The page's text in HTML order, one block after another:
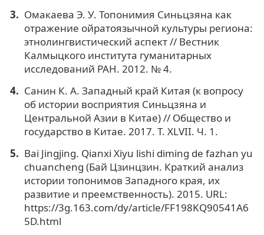
Омакаева Э. У. Топонимия Синьцзяна как
отражение ойратоязычной культуры региона:
этнолингвистический аспект // Вестник
Калмыцкого института гуманитарных
исследований РАН. 2012. № 4.
Санин К. А. Западный край Китая (к вопросу
об истории восприятия Синьцзяна и
Центральной Азии в Китае) // Общество и
государство в Китае. 2017. Т. XLVII. Ч. 1.
Bai Jingjing. Qianxi Xiyu lishi diming de fazhan yu
chuancheng (Бай Цзинцзин. Краткий анализ
истории топонимов Западного края, их
развитие и преемственность). 2015. URL:
https://3g.163.com/dy/article/FF198KQ90541A6
5D.html